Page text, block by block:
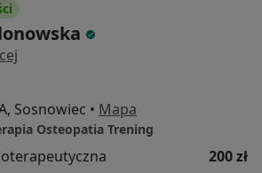
Sosnowiec • Mapa
Osteopatia Trening
200 zł